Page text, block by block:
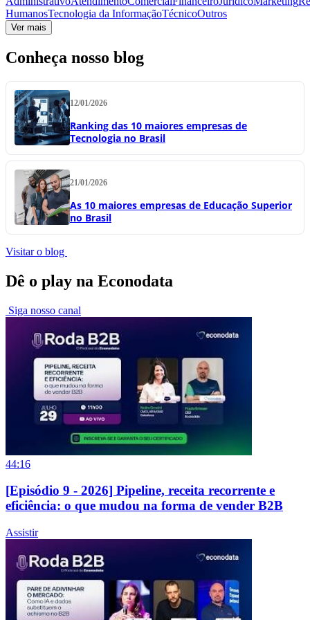
HumanosTecnologia da InformaçãoTécnicoOutros
Ver mais
Conheça nosso blog
12/01/2026
Ranking das 10 maiores empresas de
Tecnologia no Brasil
21/01/2026
As 10 maiores empresas de Educação Superior
no Brasil
Visitar o blog
Dê o play na Econodata
Siga nosso canal
44:16
[Episódio 9 - 2026] Pipeline, receita recorrente e
eficiência: o que mudou na forma de vender B2B
Assistir